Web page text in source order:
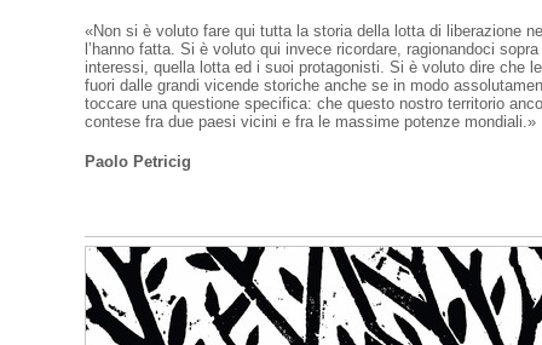
«Non si è voluto fare qui tutta la storia della lotta di liberazione
l’hanno fatta. Si è voluto qui invece ricordare, ragionandoci
interessi, quella lotta ed i suoi protagonisti. Si è voluto dire che
fuori dalle grandi vicende storiche anche se in modo
toccare una questione specifica: che questo nostro territorio
contese fra due paesi vicini e fra le massime potenze mondiali.»
Paolo Petricig